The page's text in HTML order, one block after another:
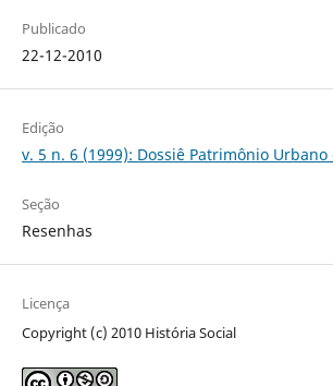
Publicado
22-12-2010
Edição
v. 5 n. 6 (1999): Dossiê Patrimônio Urbano
Seção
Resenhas
Licença
Copyright (c) 2010 História Social